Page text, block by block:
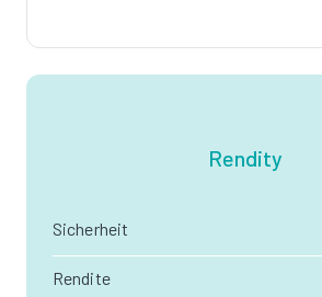
Rendity
Sicherheit
Rendite